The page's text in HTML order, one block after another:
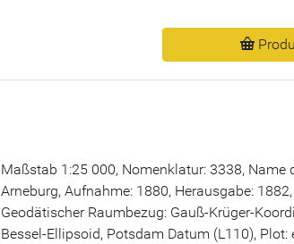
Maßstab 1:25 000, Nomenklatur: 3338, Name
Arneburg, Aufnahme: 1880, Herausgabe:
Geodätischer Raumbezug: Gauß-Krüger-
Bessel-Ellipsoid, Potsdam Datum (L110),